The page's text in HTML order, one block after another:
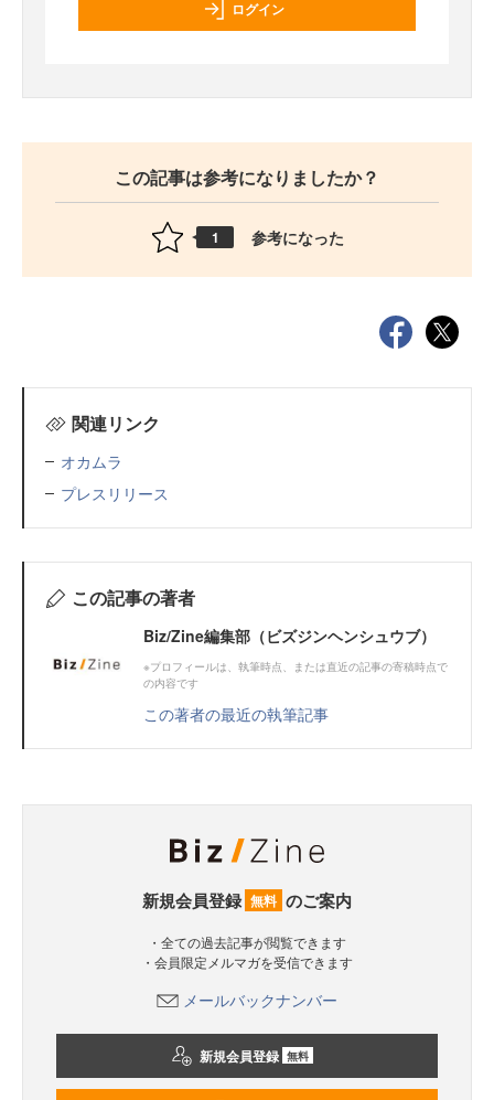
ログイン
この記事は参考になりましたか？
1 参考になった
関連リンク
オカムラ
プレスリリース
この記事の著者
Biz/Zine編集部（ビズジンヘンシュウブ）
※プロフィールは、執筆時点、または直近の記事の寄稿時点で
の内容です
この著者の最近の執筆記事
新規会員登録 無料 のご案内
・全ての過去記事が閲覧できます
・会員限定メルマガを受信できます
メールバックナンバー
新規会員登録 無料